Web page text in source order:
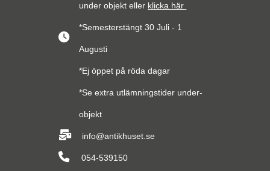
under objekt eller klicka här
*Semesterstängt 30 Juli - 1
Augusti
*Ej öppet på röda dagar
*Se extra utlämningstider under-
objekt
info@antikhuset.se
054-539150